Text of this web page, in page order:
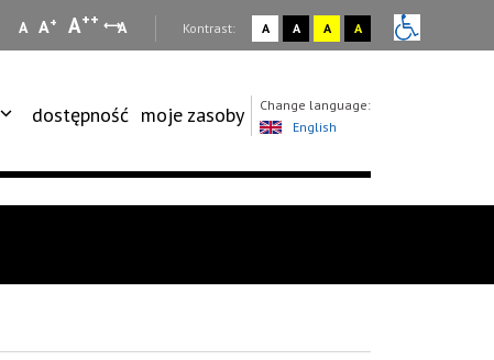
A A+ A++ A Kontrast: A A A A
dostępność moje zasoby
Change language:
English